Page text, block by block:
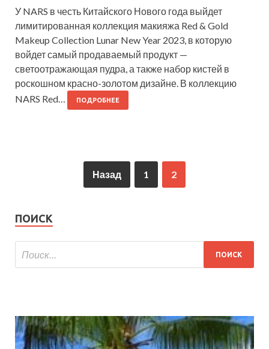
У NARS в честь Китайского Нового года выйдет
лимитированная коллекция макияжа Red & Gold
Makeup Collection Lunar New Year 2023, в которую
войдет самый продаваемый продукт —
светоотражающая пудра, а также набор кистей в
роскошном красно-золотом дизайне. В коллекцию
NARS Red…
ПОДРОБНЕЕ
Назад 1 2
ПОИСК